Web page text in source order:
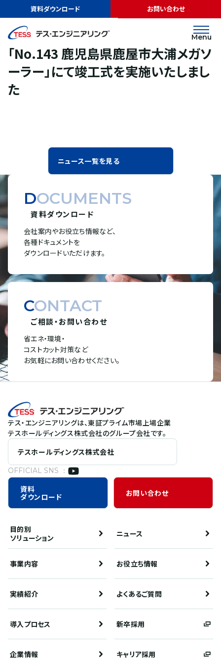
資料ダウンロード お問い合わせ
Menu
ニュース
「No.143 鹿児島県鹿屋市大浦メガソーラー」にて竣工式
を実施いたしました
リリース
2025.05.29
「No.143 鹿児島県鹿屋市大浦メガソ
ーラー」にて竣工式を実施いたしまし
た
ニュース一覧を見る
DOCUMENTS
資料ダウンロード
会社案内やお役立ち情報など、
各種ドキュメントを
ダウンロードいただけます。
CONTACT
ご相談・お問い合わせ
省エネ・環境・
コストカット対策など
お気軽にお問い合わせください。
テス・エンジニアリングは、東証プライム市場上場企業
テスホールディングス株式会社のグループ会社です。
テスホールディングス株式会社
OFFICIAL SNS ：
資料
ダウンロード
お問い合わせ
目的別
ソリューション
ニュース
事業内容 お役立ち情報
実績紹介 よくあるご質問
導入プロセス 新卒採用
企業情報 キャリア採用